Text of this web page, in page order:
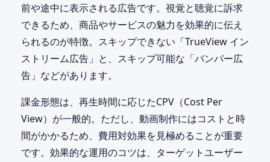
前や途中に表示される広告です。視覚と聴覚に訴求
できるため、商品やサービスの魅力を効果的に伝え
られるのが特徴。スキップできない「TrueView イン
ストリーム広告」と、スキップ可能な「バンパー広
告」などがあります。
課金形態は、再生時間に応じたCPV（Cost Per
View）が一般的。ただし、動画制作にはコストと時
間がかかるため、費用対効果を見極めることが重要
です。効果的な運用のコツは、ターゲットユーザー